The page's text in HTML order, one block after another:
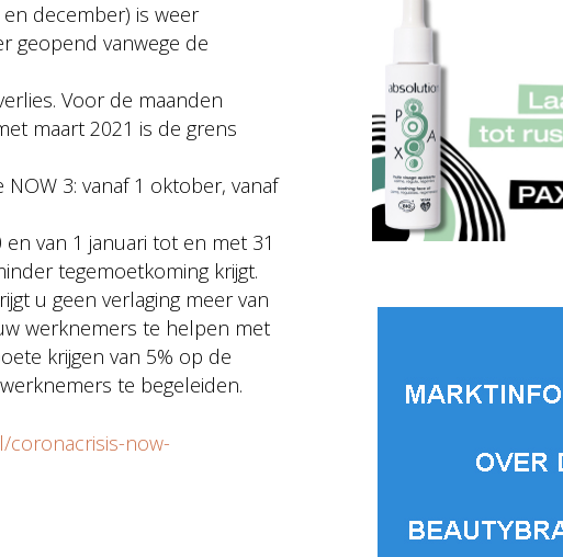
december) is weer
geopend vanwege de
Voor de maanden
maart 2021 is de grens
3: vanaf 1 oktober, vanaf
van 1 januari tot en met 31
tegemoetkoming krijgt.
u geen verlaging meer van
werknemers te helpen met
krijgen van 5% op de
te begeleiden.
coronacrisis-now-